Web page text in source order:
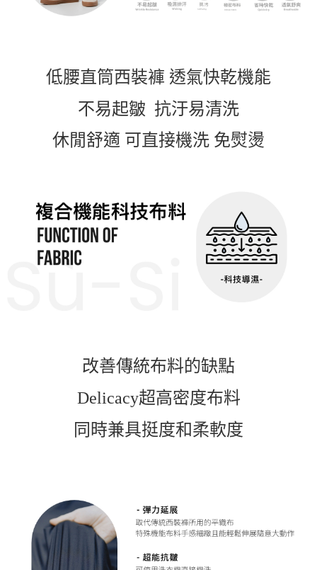
每筆NT$120，滿NT$1,000(含以上)免運費
低腰直筒西裝褲 透氣快乾機能
不易起皺 抗汙易清洗
休閒舒適 可直接機洗 免熨燙
改善傳統布料的缺點
Delicacy超高密度布料
同時兼具挺度和柔軟度